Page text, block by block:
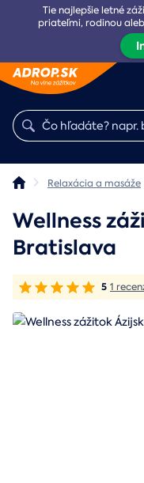
Tie najlepšie letné
priateľmi, rodinou
Relaxácia a masáže
Wellness
Bratislava
5 1